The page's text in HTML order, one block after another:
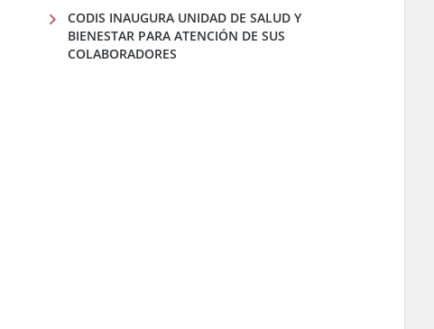
CODIS INAUGURA UNIDAD DE SALUD Y
BIENESTAR PARA ATENCIÓN DE SUS
COLABORADORES